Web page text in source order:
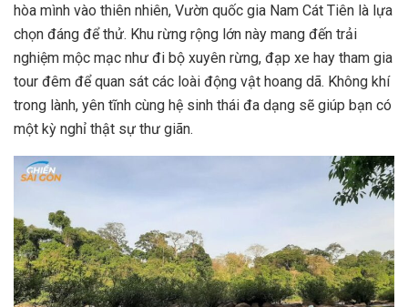
hòa mình vào thiên nhiên, Vườn quốc gia Nam Cát Tiên là lựa
chọn đáng để thử. Khu rừng rộng lớn này mang đến trải
nghiệm mộc mạc như đi bộ xuyên rừng, đạp xe hay tham gia
tour đêm để quan sát các loài động vật hoang dã. Không khí
trong lành, yên tĩnh cùng hệ sinh thái đa dạng sẽ giúp bạn có
một kỳ nghỉ thật sự thư giãn.